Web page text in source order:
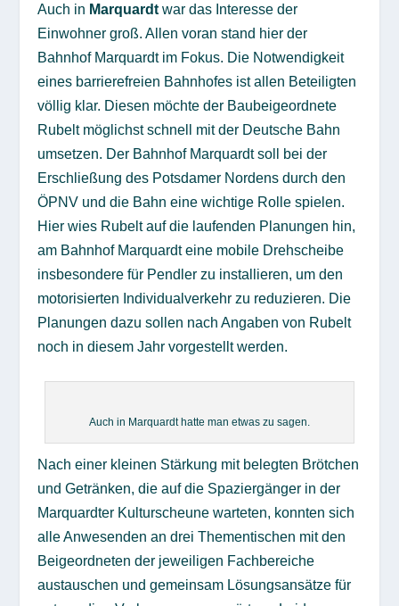
Auch in Marquardt war das Interesse der
Einwohner groß. Allen voran stand hier der
Bahnhof Marquardt im Fokus. Die Notwendigkeit
eines barrierefreien Bahnhofes ist allen Beteiligten
völlig klar. Diesen möchte der Baubeigeordnete
Rubelt möglichst schnell mit der Deutsche Bahn
umsetzen. Der Bahnhof Marquardt soll bei der
Erschließung des Potsdamer Nordens durch den
ÖPNV und die Bahn eine wichtige Rolle spielen.
Hier wies Rubelt auf die laufenden Planungen hin,
am Bahnhof Marquardt eine mobile Drehscheibe
insbesondere für Pendler zu installieren, um den
motorisierten Individualverkehr zu reduzieren. Die
Planungen dazu sollen nach Angaben von Rubelt
noch in diesem Jahr vorgestellt werden.
Auch in Marquardt hatte man etwas zu sagen.
Nach einer kleinen Stärkung mit belegten Brötchen
und Getränken, die auf die Spaziergänger in der
Marquardter Kulturscheune warteten, konnten sich
alle Anwesenden an drei Thementischen mit den
Beigeordneten der jeweiligen Fachbereiche
austauschen und gemeinsam Lösungsansätze für